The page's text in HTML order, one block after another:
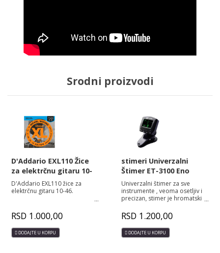
Srodni proizvodi
D'Addario EXL110 Žice
za elektrčnu gitaru 10-
46
D'Addario EXL110 žice za
elektrčnu gitaru 10-46.
RSD 1.000,00
DODAJTE U KORPU
stimeri Univerzalni
Štimer ET-3100 Eno
music
Univerzalni štimer za sve
instrumente , veoma osetljiv i
precizan, stimer je hromatski
tonove.Veoma kvalitetan firme
Eno music.
RSD 1.200,00
DODAJTE U KORPU